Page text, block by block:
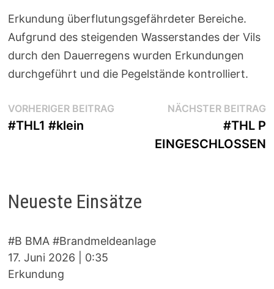
Erkundung überflutungsgefährdeter Bereiche.
Aufgrund des steigenden Wasserstandes der Vils
durch den Dauerregens wurden Erkundungen
durchgeführt und die Pegelstände kontrolliert.
Beitragsnavigation
VORHERIGER BEITRAGVorheriger
#THL1 #klein
NÄCHSTER BEITRAG
#THL P
EINGESCHLOSSEN
Neueste Einsätze
#B BMA #Brandmeldeanlage
17. Juni 2026
0:35
Erkundung